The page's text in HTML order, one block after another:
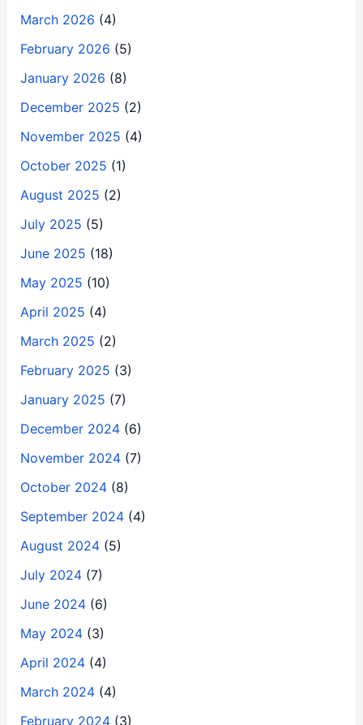
March 2026 (4)
February 2026 (5)
January 2026 (8)
December 2025 (2)
November 2025 (4)
October 2025 (1)
August 2025 (2)
July 2025 (5)
June 2025 (18)
May 2025 (10)
April 2025 (4)
March 2025 (2)
February 2025 (3)
January 2025 (7)
December 2024(6)
November 2024(7)
October 2024(8)
September 2024(4)
August 2024(5)
July 2024(7)
June 2024(6)
May 2024(3)
April 2024(4)
March 2024(4)
February 2024(3)